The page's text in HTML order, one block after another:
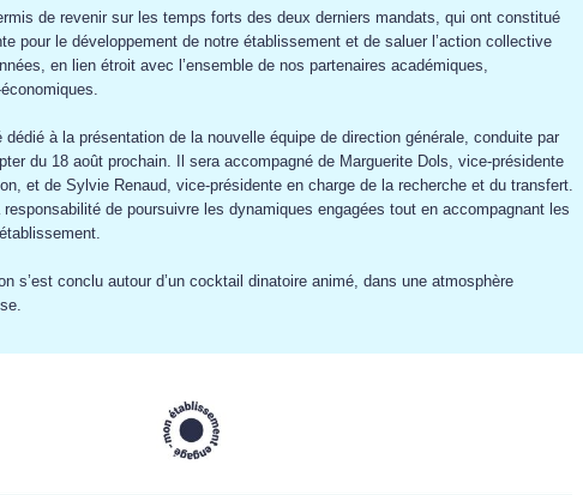
de revenir sur les temps forts des deux derniers mandats, qui ont constitué
pour le développement de notre établissement et de saluer l’action collective
en lien étroit avec l’ensemble de nos partenaires académiques,
à la présentation de la nouvelle équipe de direction générale, conduite par
du 18 août prochain. Il sera accompagné de Marguerite Dols, vice-présidente
et de Sylvie Renaud, vice-présidente en charge de la recherche et du transfert.
de poursuivre les dynamiques engagées tout en accompagnant les
s’est conclu autour d’un cocktail dinatoire animé, dans une atmosphère